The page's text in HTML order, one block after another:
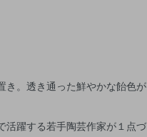
き。透き通った鮮やかな飴色が
活躍する若手陶芸作家が１点づ